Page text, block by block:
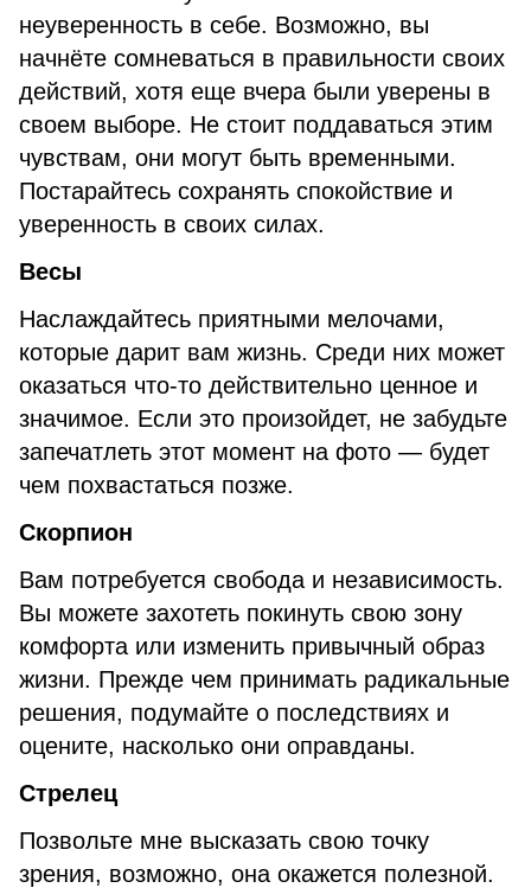
неуверенность в себе. Возможно, вы
начнёте сомневаться в правильности своих
действий, хотя еще вчера были уверены в
своем выборе. Не стоит поддаваться этим
чувствам, они могут быть временными.
Постарайтесь сохранять спокойствие и
уверенность в своих силах.
Весы
Наслаждайтесь приятными мелочами,
которые дарит вам жизнь. Среди них может
оказаться что-то действительно ценное и
значимое. Если это произойдет, не забудьте
запечатлеть этот момент на фото — будет
чем похвастаться позже.
Скорпион
Вам потребуется свобода и независимость.
Вы можете захотеть покинуть свою зону
комфорта или изменить привычный образ
жизни. Прежде чем принимать радикальные
решения, подумайте о последствиях и
оцените, насколько они оправданы.
Стрелец
Позвольте мне высказать свою точку
зрения, возможно, она окажется полезной.